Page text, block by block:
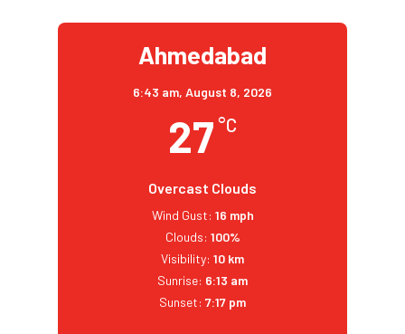
Ahmedabad
6:43 am, August 8, 2026
27 °C
Overcast Clouds
Wind Gust: 16 mph
Clouds: 100%
Visibility: 10 km
Sunrise: 6:13 am
Sunset: 7:17 pm